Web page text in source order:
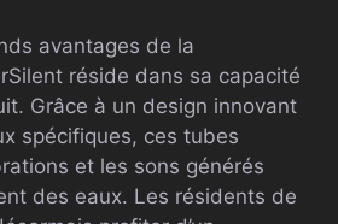
avantages de la
réside dans sa capacité
Grâce à un design innovant
spécifiques, ces tubes
et les sons générés
des eaux. Les résidents de